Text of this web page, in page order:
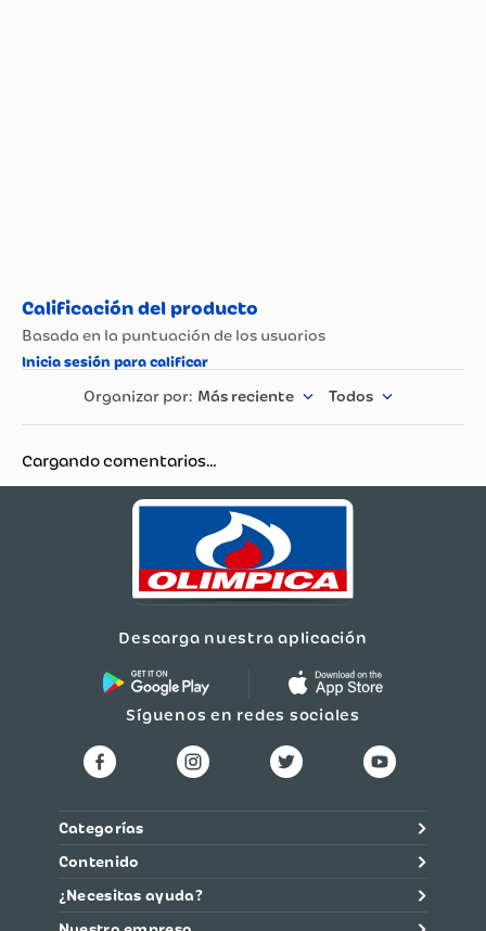
Más reciente Todos
Cargando comentarios…
Descarga nuestra aplicación
Síguenos en redes sociales
Categorías
Contenido
¿Necesitas ayuda?